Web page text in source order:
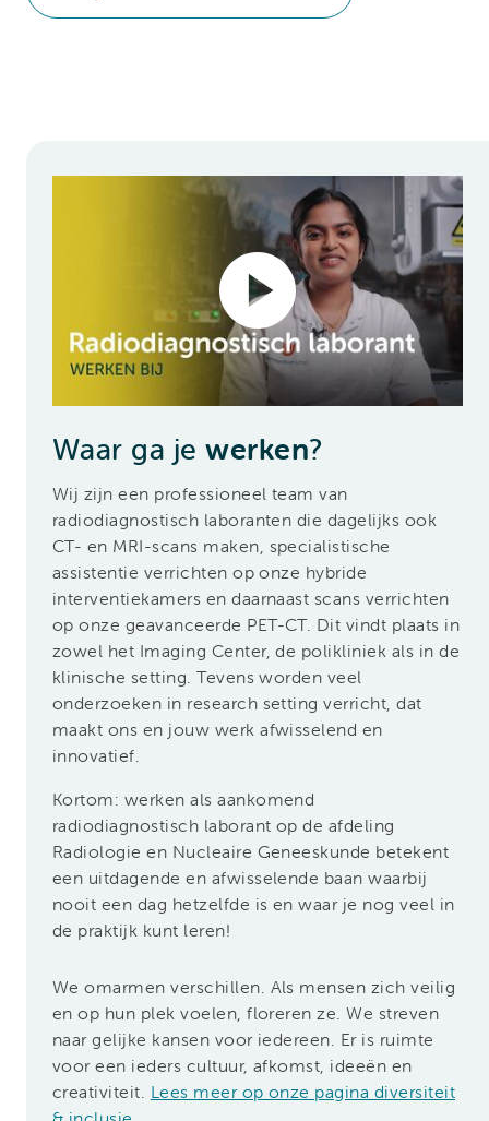
Waar ga jewerken?
Wij zijn een professioneel team van
radiodiagnostisch laboranten die dagelijks ook
CT- en MRI-scans maken, specialistische
assistentie verrichten op onze hybride
interventiekamers en daarnaast scans verrichten
op onze geavanceerde PET-CT. Dit vindt plaats in
zowel het Imaging Center, de polikliniek als in de
klinische setting. Tevens worden veel
onderzoeken in research setting verricht, dat
maakt ons en jouw werk afwisselend en
innovatief.
Kortom: werken als aankomend
radiodiagnostisch laborant op de afdeling
Radiologie en Nucleaire Geneeskunde betekent
een uitdagende en afwisselende baan waarbij
nooit een dag hetzelfde is en waar je nog veel in
de praktijk kunt leren!
We omarmen verschillen. Als mensen zich veilig
en op hun plek voelen, floreren ze. We streven
naar gelijke kansen voor iedereen. Er is ruimte
voor een ieders cultuur, afkomst, ideeën en
creativiteit. Lees meer op onze pagina diversiteit